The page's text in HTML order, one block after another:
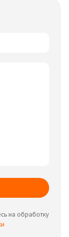
на обработку